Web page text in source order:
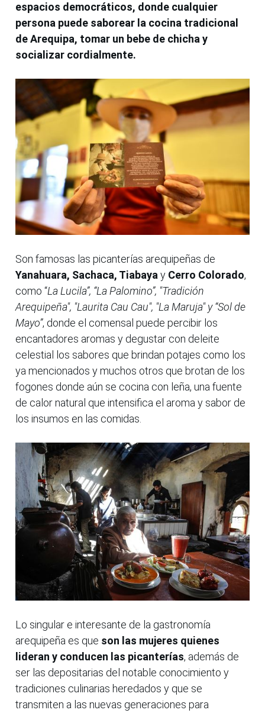
espacios democráticos, donde cualquier
persona puede saborear la cocina tradicional
de Arequipa, tomar un bebe de chicha y
socializar cordialmente.
Son famosas las picanterías arequipeñas de
Yanahuara, Sachaca, Tiabaya y Cerro Colorado,
como “La Lucila”, “La Palomino”, "Tradición
Arequipeña", "Laurita Cau Cau", "La Maruja" y “Sol de
Mayo”, donde el comensal puede percibir los
encantadores aromas y degustar con deleite
celestial los sabores que brindan potajes como los
ya mencionados y muchos otros que brotan de los
fogones donde aún se cocina con leña, una fuente
de calor natural que intensifica el aroma y sabor de
los insumos en las comidas.
Lo singular e interesante de la gastronomía
arequipeña es que son las mujeres quienes
lideran y conducen las picanterías, además de
ser las depositarias del notable conocimiento y
tradiciones culinarias heredados y que se
transmiten a las nuevas generaciones para